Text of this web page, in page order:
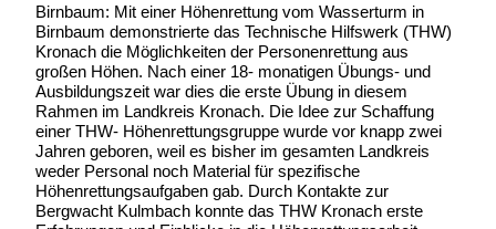
Birnbaum: Mit einer Höhenrettung vom Wasserturm in
Birnbaum demonstrierte das Technische Hilfswerk (THW)
Kronach die Möglichkeiten der Personenrettung aus
großen Höhen. Nach einer 18- monatigen Übungs- und
Ausbildungszeit war dies die erste Übung in diesem
Rahmen im Landkreis Kronach. Die Idee zur Schaffung
einer THW- Höhenrettungsgruppe wurde vor knapp zwei
Jahren geboren, weil es bisher im gesamten Landkreis
weder Personal noch Material für spezifische
Höhenrettungsaufgaben gab. Durch Kontakte zur
Bergwacht Kulmbach konnte das THW Kronach erste